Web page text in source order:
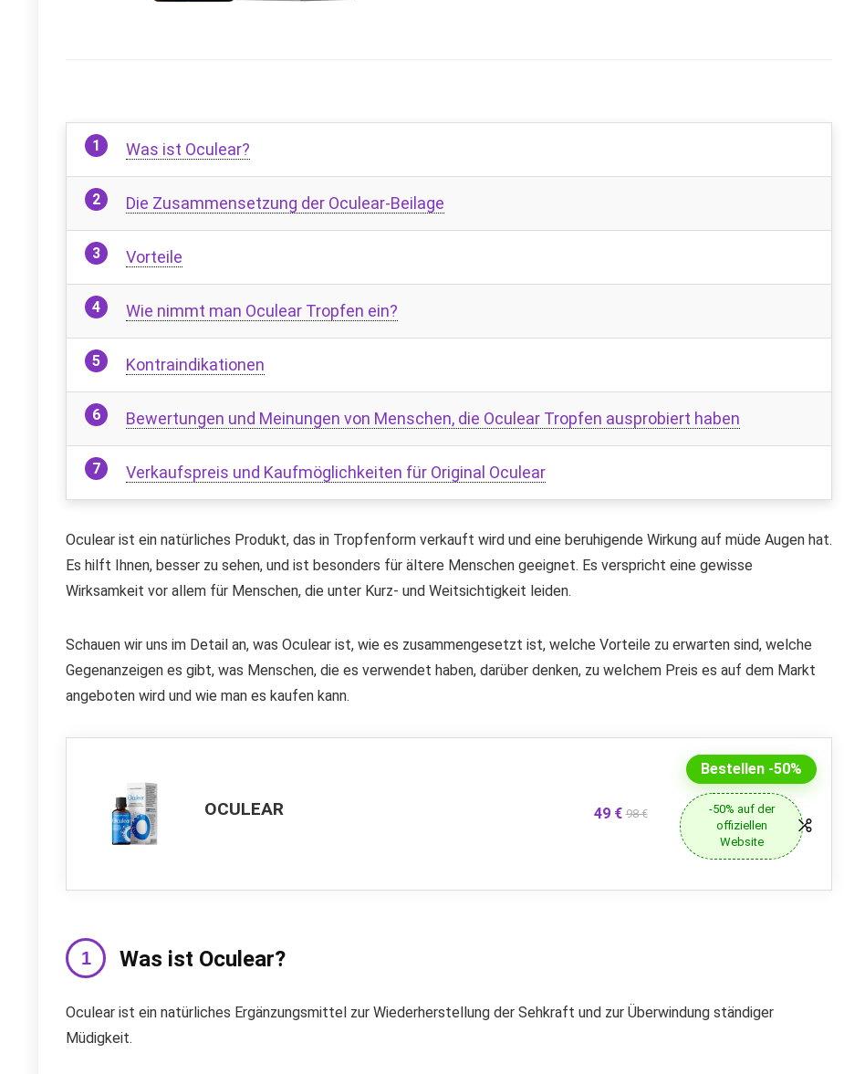
Was ist Oculear?
Die Zusammensetzung der Oculear-Beilage
Vorteile
Wie nimmt man Oculear Tropfen ein?
Kontraindikationen
Bewertungen und Meinungen von Menschen, die Oculear Tropfen ausprobiert haben
Verkaufspreis und Kaufmöglichkeiten für Original Oculear
Oculear ist ein natürliches Produkt, das in Tropfenform verkauft wird und eine beruhigende Wirkung auf müde Augen hat.
Es hilft Ihnen, besser zu sehen, und ist besonders für ältere Menschen geeignet. Es verspricht eine gewisse
Wirksamkeit vor allem für Menschen, die unter Kurz- und Weitsichtigkeit leiden.
Schauen wir uns im Detail an, was Oculear ist, wie es zusammengesetzt ist, welche Vorteile zu erwarten sind, welche
Gegenanzeigen es gibt, was Menschen, die es verwendet haben, darüber denken, zu welchem Preis es auf dem Markt
angeboten wird und wie man es kaufen kann.
OCULEAR 49 € 98 €
Bestellen -50%
-50% auf der
offiziellen
Website
Was ist Oculear?
Oculear ist ein natürliches Ergänzungsmittel zur Wiederherstellung der Sehkraft und zur Überwindung ständiger
Müdigkeit.